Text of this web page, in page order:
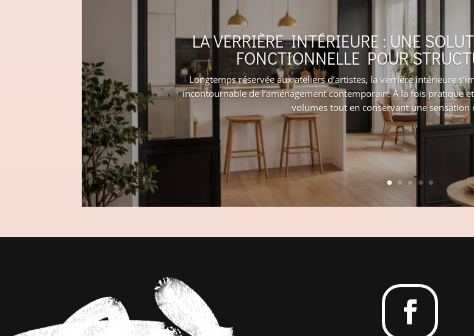
LA VERRIÈRE INTÉRIEURE : UNE
FONCTIONNELLE POUR
Longtemps réservée aux ateliers d’artistes, la verrière intérieure
incontournable de l’aménagement contemporain. À la fois pratique
volumes tout en conservant une sensation